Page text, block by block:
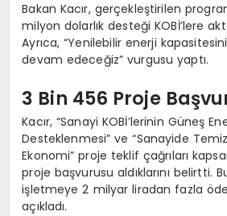
Bakan Kacır, gerçekleştirilen
milyon dolarlık desteği KOBİ’lere
Ayrıca, “Yenilebilir enerji
devam edeceğiz” vurgusu yaptı.
3 Bin 456 Proje
Kacır, “Sanayi KOBİ’lerinin Güneş
Desteklenmesi” ve “Sanayide
Ekonomi” proje teklif çağrıları
proje başvurusu aldıklarını belirtti.
işletmeye 2 milyar liradan fazla
açıkladı.